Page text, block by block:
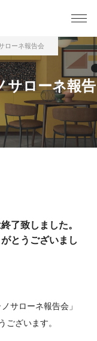
ローネ報告会
サローネ報告
了致しました。
とうございまし
サローネ報告会」
ございます。